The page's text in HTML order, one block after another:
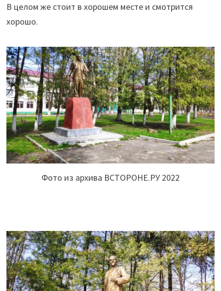
В целом же стоит в хорошем месте и смотрится
хорошо.
Фото из архива ВСТОРОНЕ.РУ 2022